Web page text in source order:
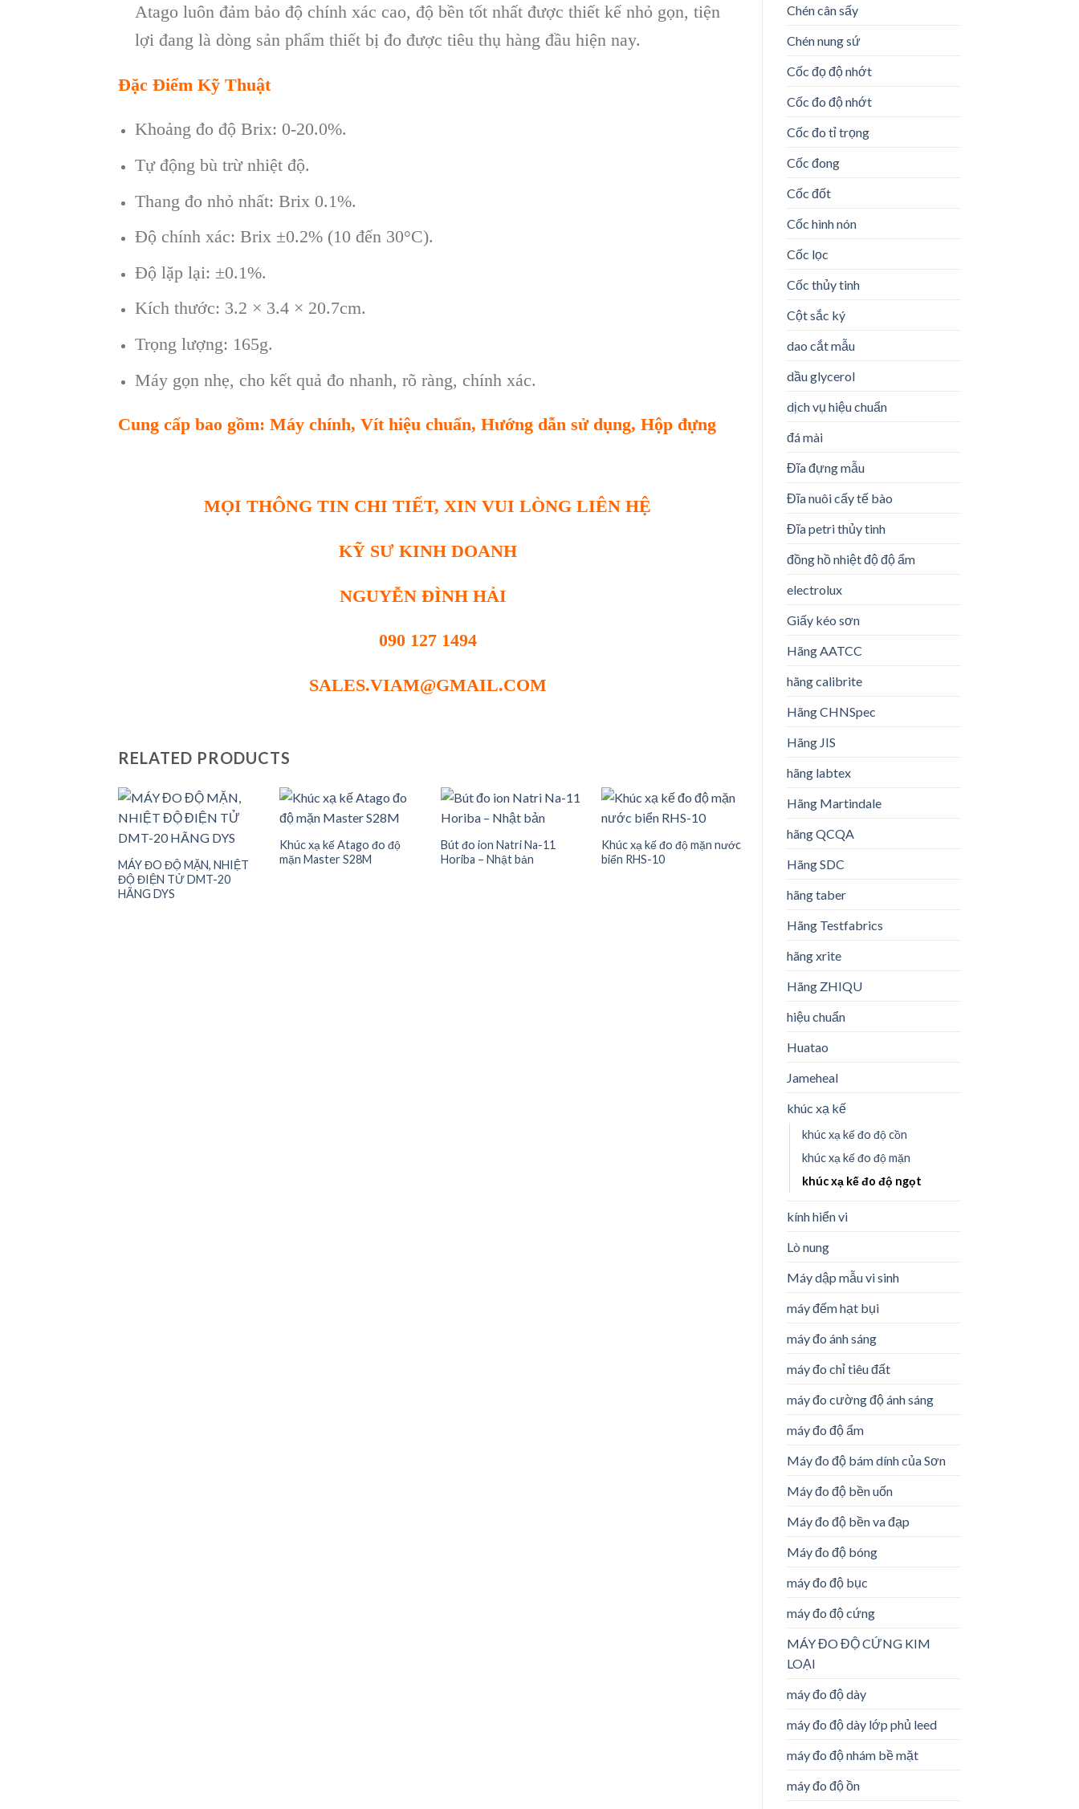
Chén cân sấy
Chén nung sứ
Cốc đọ độ nhớt
Cốc đo độ nhớt
Cốc đo tỉ trọng
Cốc đong
Cốc đốt
Cốc hình nón
Cốc lọc
Cốc thủy tinh
Cột sắc ký
dao cắt mẫu
dầu glycerol
dịch vụ hiệu chuẩn
đá mài
Đĩa đựng mẫu
Đĩa nuôi cấy tế bào
Đĩa petri thủy tinh
đồng hồ nhiệt độ độ ẩm
electrolux
Giấy kéo sơn
Hãng AATCC
hãng calibrite
Hãng CHNSpec
Hãng JIS
hãng labtex
Hãng Martindale
hãng QCQA
Hãng SDC
hãng taber
Hãng Testfabrics
hãng xrite
Hãng ZHIQU
hiệu chuẩn
Huatao
Jameheal
khúc xạ kế
khúc xạ kế đo độ cồn
khúc xạ kế đo độ mặn
khúc xạ kế đo độ ngọt
kính hiển vi
Lò nung
Máy dập mẫu vi sinh
máy đếm hạt bụi
máy đo ánh sáng
máy đo chỉ tiêu đất
máy đo cường độ ánh sáng
máy đo độ ẩm
Máy đo độ bám dính của Sơn
Máy đo độ bền uốn
Máy đo độ bền va đạp
Máy đo độ bóng
máy đo độ bục
máy đo độ cứng
MÁY ĐO ĐỘ CỨNG KIM
LOẠI
máy đo độ dày
máy đo độ dày lớp phủ leed
máy đo độ nhám bề mặt
máy đo độ ồn
Atago luôn đảm bảo độ chính xác cao, độ bền tốt nhất được thiết kế nhỏ gọn, tiện
lợi đang là dòng sản phẩm thiết bị đo được tiêu thụ hàng đầu hiện nay.
Đặc Điểm Kỹ Thuật
Khoảng đo độ Brix: 0-20.0%.
Tự động bù trừ nhiệt độ.
Thang đo nhỏ nhất: Brix 0.1%.
Độ chính xác: Brix ±0.2% (10 đến 30°C).
Độ lặp lại: ±0.1%.
Kích thước: 3.2 × 3.4 × 20.7cm.
Trọng lượng: 165g.
Máy gọn nhẹ, cho kết quả đo nhanh, rõ ràng, chính xác.
Cung cấp bao gồm: Máy chính, Vít hiệu chuẩn, Hướng dẫn sử dụng, Hộp đựng
MỌI THÔNG TIN CHI TIẾT, XIN VUI LÒNG LIÊN HỆ
KỸ SƯ KINH DOANH
NGUYỄN ĐÌNH HẢI
090 127 1494
SALES.VIAM@GMAIL.COM
RELATED PRODUCTS
MÁY ĐO ĐỘ MẶN, NHIỆT
ĐỘ ĐIỆN TỬ DMT-20
HÃNG DYS
Khúc xạ kế Atago đo độ
mặn Master S28M
Bút đo ion Natri Na-11
Horiba – Nhật bản
Khúc xạ kế đo độ mặn nước
biển RHS-10
Khúc xạ kế Atago đo độ